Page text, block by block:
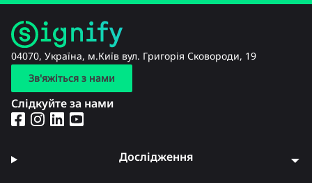
04070, Україна, м.Київ вул. Григорія Сковороди, 19
Зв'яжіться з нами
Слідкуйте за нами
Дослідження